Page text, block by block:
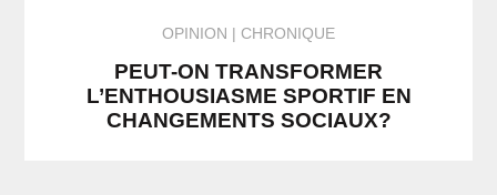
OPINION CHRONIQUE
PEUT-ON TRANSFORMER
L’ENTHOUSIASME SPORTIF EN
CHANGEMENTS SOCIAUX?